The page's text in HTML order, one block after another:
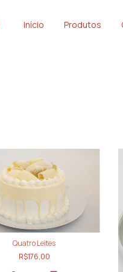
Início Produtos
Quatro Leites
R$176,00